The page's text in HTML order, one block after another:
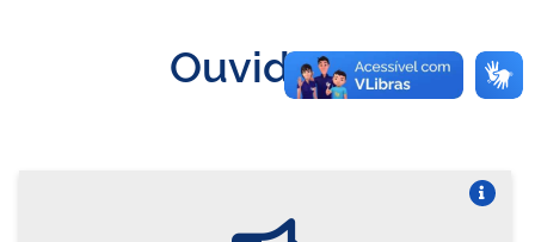
Ouvidoria